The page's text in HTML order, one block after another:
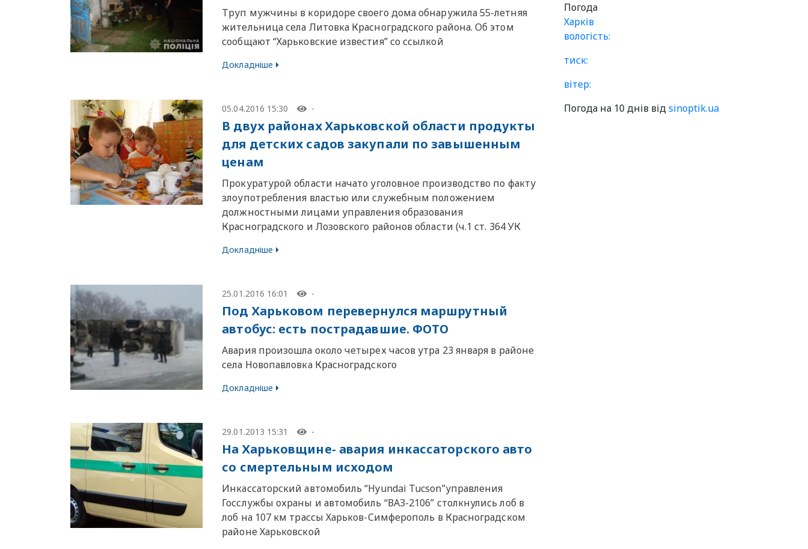
Труп мужчины в коридоре своего дома обнаружила 55-летняя
жительница села Литовка Красноградского района. Об этом
сообщают “Харьковские известия” со ссылкой
Докладніше
05.04.2016 15:30 -
В двух районах Харьковской области продукты
для детских садов закупали по завышенным
ценам
Прокуратурой области начато уголовное производство по факту
злоупотребления властью или служебным положением
должностными лицами управления образования
Красноградского и Лозовского районов области (ч.1 ст. 364 УК
Докладніше
25.01.2016 16:01 -
Под Харьковом перевернулся маршрутный
автобус: есть пострадавшие. ФОТО
Авария произошла около четырех часов утра 23 января в районе
села Новопавловка Красноградского
Докладніше
29.01.2013 15:31 -
На Харьковщине- авария инкассаторского авто
со смертельным исходом
Инкассаторский автомобиль “Hyundai Tucson”управления
Госслужбы охраны и автомобиль “ВАЗ-2106” столкнулись лоб в
лоб на 107 км трассы Харьков-Симферополь в Красноградском
районе Харьковской
Погода
Харків
вологість:
тиск:
вітер:
Погода на 10 днів відsinoptik.ua